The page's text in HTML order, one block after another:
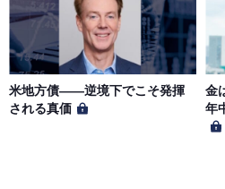
米地方債——逆境下でこそ発揮
される真価
金
年